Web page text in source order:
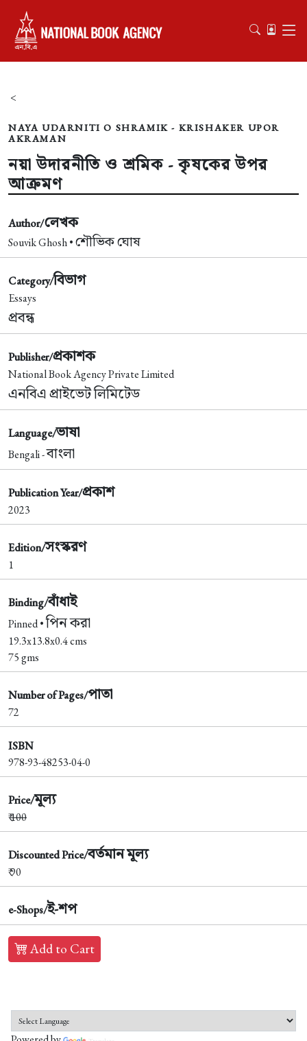
<
NAYA UDARNITI O SHRAMIK - KRISHAKER UPOR
AKRAMAN
নয়া উদারনীতি ও শ্রমিক - কৃষকের উপর
আক্রমণ
Author/লেখক
Souvik Ghosh •শৌভিক ঘোষ
Category/বিভাগ
Essays
প্রবন্ধ
Publisher/প্রকাশক
National Book Agency Private Limited
এনবিএ প্রাইভেট লিমিটেড
Language/ভাষা
Bengali -বাংলা
Publication Year/প্রকাশ
2023
Edition/সংস্করণ
1
Binding/বাঁধাই
Pinned •পিন করা
19.3x13.8x0.4 cms
75 gms
Number of Pages/পাতা
72
ISBN
978-93-48253-04-0
Price/মূল্য
₹100
Discounted Price/বর্তমান মূল্য
₹ 90
e-Shops/ই-শপ
Add to Cart